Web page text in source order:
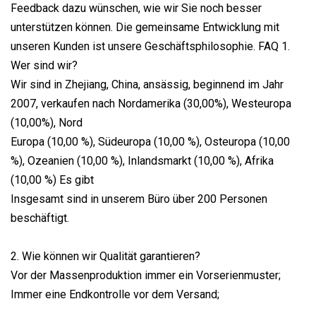
Feedback dazu wünschen, wie wir Sie noch besser
unterstützen können. Die gemeinsame Entwicklung mit
unseren Kunden ist unsere Geschäftsphilosophie. FAQ 1.
Wer sind wir?
Wir sind in Zhejiang, China, ansässig, beginnend im Jahr
2007, verkaufen nach Nordamerika (30,00%), Westeuropa
(10,00%), Nord
Europa (10,00 %), Südeuropa (10,00 %), Osteuropa (10,00
%), Ozeanien (10,00 %), Inlandsmarkt (10,00 %), Afrika
(10,00 %) Es gibt
Insgesamt sind in unserem Büro über 200 Personen
beschäftigt.
2. Wie können wir Qualität garantieren?
Vor der Massenproduktion immer ein Vorserienmuster;
Immer eine Endkontrolle vor dem Versand;